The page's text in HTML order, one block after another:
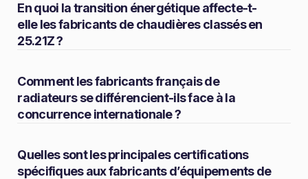
En quoi la transition énergétique affecte-t-
elle les fabricants de chaudières classés en
25.21Z ?
Comment les fabricants français de
radiateurs se différencient-ils face à la
concurrence internationale ?
Quelles sont les principales certifications
spécifiques aux fabricants d’équipements de